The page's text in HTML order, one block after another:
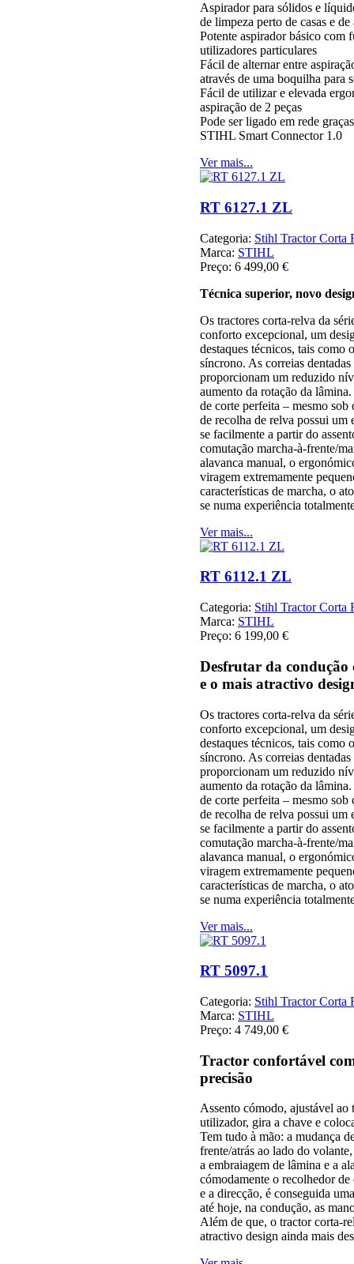
Aspirador para sólidos e
de limpeza perto de casas e
Potente aspirador básico com
utilizadores particulares
Fácil de alternar entre
através de uma boquilha para
Fácil de utilizar e elevada
aspiração de 2 peças
Pode ser ligado em rede
STIHL Smart Connector 1.0
Ver mais...
RT 6127.1 ZL
Categoria: Stihl Tractor Corta
Marca: STIHL
Preço: 6 499,00 €
Técnica superior, novo
Os tractores corta-relva da
conforto excepcional, um
destaques técnicos, tais como
síncrono. As correias
proporcionam um reduzido
aumento da rotação da
de corte perfeita – mesmo
de recolha de relva possui um
se facilmente a partir do
comutação marcha-à-frente/
alavanca manual, o
viragem extremamente
características de marcha, o
se numa experiência
Ver mais...
RT 6112.1 ZL
Categoria: Stihl Tractor Corta
Marca: STIHL
Preço: 6 199,00 €
Desfrutar da condução
e o mais atractivo
Os tractores corta-relva da
conforto excepcional, um
destaques técnicos, tais como
síncrono. As correias
proporcionam um reduzido
aumento da rotação da
de corte perfeita – mesmo
de recolha de relva possui um
se facilmente a partir do
comutação marcha-à-frente/
alavanca manual, o
viragem extremamente
características de marcha, o
se numa experiência
Ver mais...
RT 5097.1
Categoria: Stihl Tractor Corta
Marca: STIHL
Preço: 4 749,00 €
Tractor confortável
precisão
Assento cómodo, ajustável ao
utilizador, gira a chave e
Tem tudo à mão: a mudança
frente/atrás ao lado do
a embraiagem de lâmina e a
cómodamente o recolhedor
e a direcção, é conseguida
até hoje, na condução, as
Além de que, o tractor corta-
atractivo design ainda mais